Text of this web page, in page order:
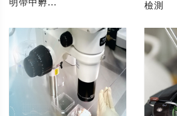
明帶中孵...
檢測